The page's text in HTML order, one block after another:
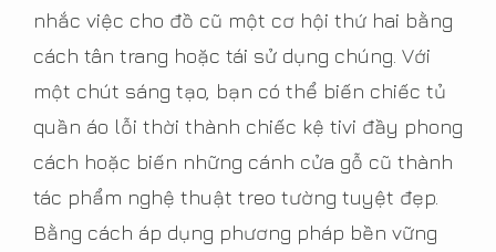
nhắc việc cho đồ cũ một cơ hội thứ hai bằng
cách tân trang hoặc tái sử dụng chúng. Với
một chút sáng tạo, bạn có thể biến chiếc tủ
quần áo lỗi thời thành chiếc kệ tivi đầy phong
cách hoặc biến những cánh cửa gỗ cũ thành
tác phẩm nghệ thuật treo tường tuyệt đẹp.
Bằng cách áp dụng phương pháp bền vững